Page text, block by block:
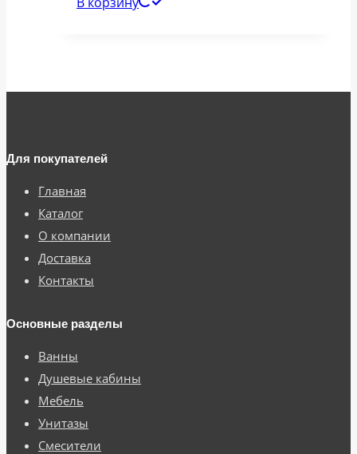
Для покупателей
Главная
Каталог
О компании
Доставка
Контакты
Основные разделы
Ванны
Душевые кабины
Мебель
Унитазы
Смесители